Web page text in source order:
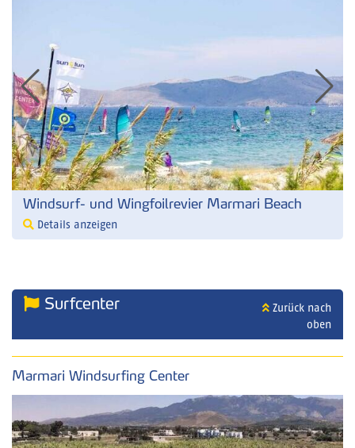
Windsurf- und Wingfoilrevier Marmari Beach
Details anzeigen
Surfcenter
Zurück nach
oben
Marmari Windsurfing Center